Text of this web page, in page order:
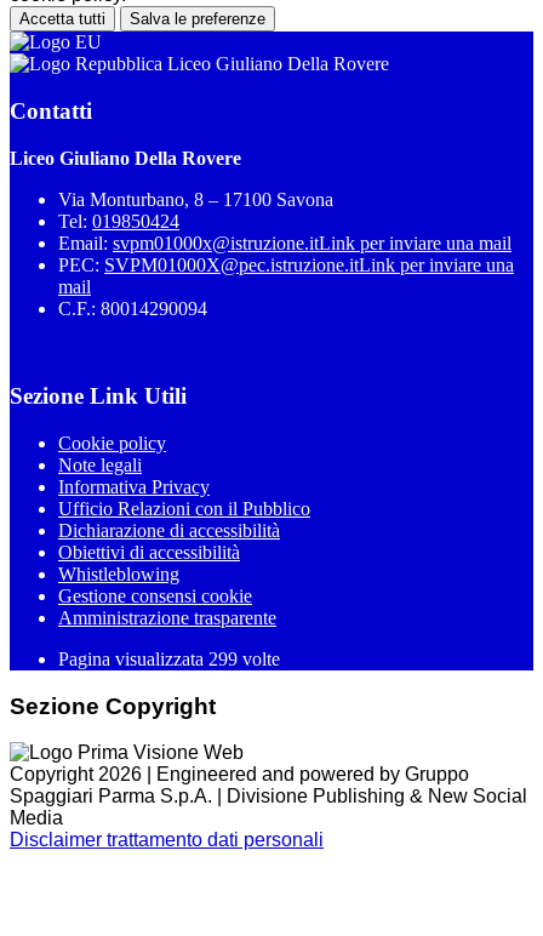
Accetta tutti Salva le preferenze
Liceo Giuliano Della Rovere
Contatti
Liceo Giuliano Della Rovere
Via Monturbano, 8 – 17100 Savona
Tel: 019850424
Email: svpm01000x@istruzione.itLink per inviare una mail
PEC: SVPM01000X@pec.istruzione.itLink per inviare una
mail
C.F.: 80014290094
Sezione Link Utili
Cookie policy
Note legali
Informativa Privacy
Ufficio Relazioni con il Pubblico
Dichiarazione di accessibilità
Obiettivi di accessibilità
Whistleblowing
Gestione consensi cookie
Amministrazione trasparente
Pagina visualizzata 299 volte
Sezione Copyright
Copyright 2026 | Engineered and powered by Gruppo
Spaggiari Parma S.p.A. | Divisione Publishing & New Social
Media
Disclaimer trattamento dati personali